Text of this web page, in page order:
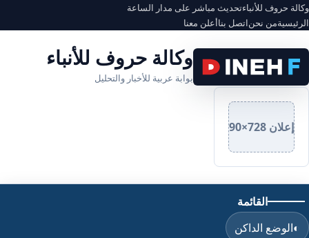
وكالة حروف للأنباءتحديث مباشر على مدار الساعة
الرئيسيةمن نحناتصل بناأعلن معنا
وكالة حروف للأنباء
بوابة عربية للأخبار والتحليل
إعلان 728×90
القائمة
◐الوضع الداكن